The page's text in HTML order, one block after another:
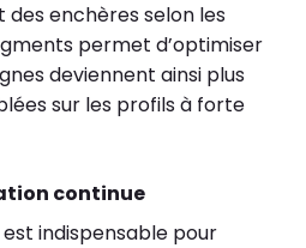
des enchères selon les
permet d’optimiser
deviennent ainsi plus
sur les profils à forte
continue
indispensable pour